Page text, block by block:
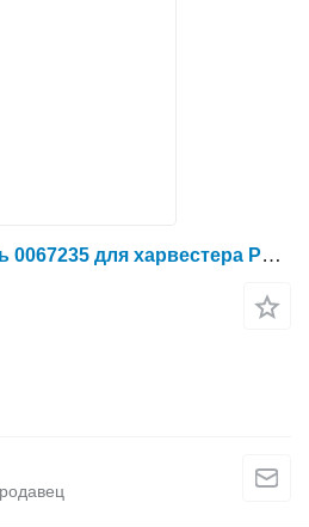
Гидрораспределитель 0067235 для харвестера Ponsse